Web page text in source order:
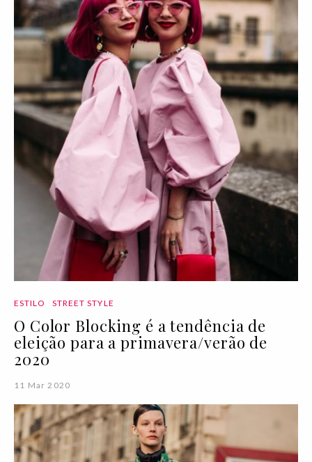
ESTILO STREET STYLE
O Color Blocking é a tendência de
eleição para a primavera/verão de
2020
11 Mar 2020